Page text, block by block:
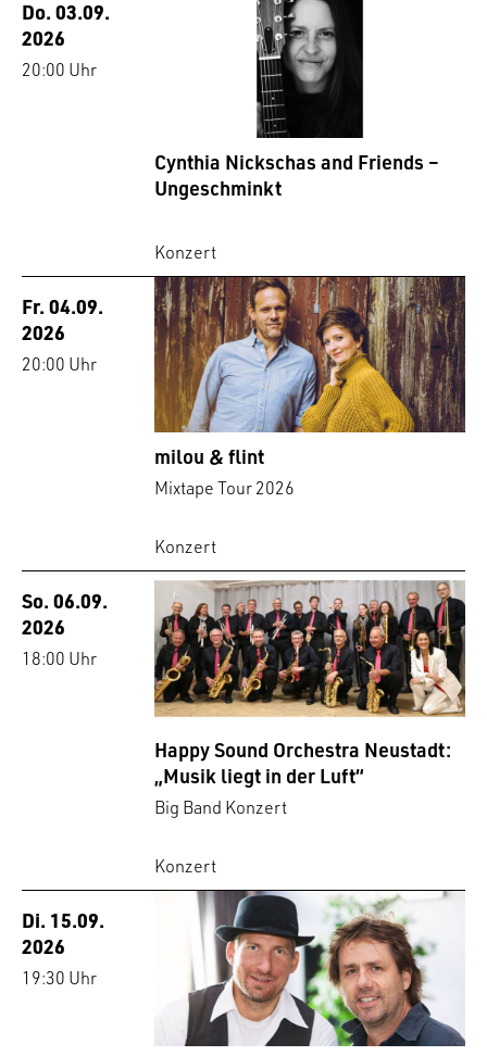
Do. 03.09.
2026
20:00 Uhr
Cynthia Nickschas and Friends –
Ungeschminkt
Konzert
Fr. 04.09.
2026
20:00 Uhr
milou & flint
Mixtape Tour 2026
Konzert
So. 06.09.
2026
18:00 Uhr
Happy Sound Orchestra Neustadt:
„Musik liegt in der Luft“
Big Band Konzert
Konzert
Di. 15.09.
2026
19:30 Uhr